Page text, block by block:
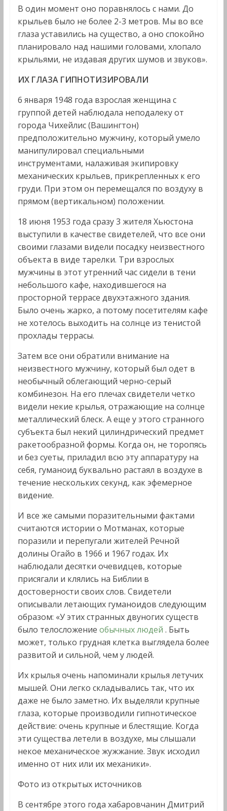
В один момент оно поравнялось с нами. До
крыльев было не более 2-3 метров. Мы во все
глаза уставились на существо, а оно спокойно
планировало над нашими головами, хлопало
крыльями, не издавая других шумов и звуков».
ИХ ГЛАЗА ГИПНОТИЗИРОВАЛИ
6 января 1948 года взрослая женщина с
группой детей наблюдала неподалеку от
города Чихейлис (Вашингтон)
предположительно мужчину, который умело
манипулировал специальными
инструментами, налаживая экипировку
механических крыльев, прикрепленных к его
груди. При этом он перемещался по воздуху в
прямом (вертикальном) положении.
18 июня 1953 года сразу 3 жителя Хьюстона
выступили в качестве свидетелей, что все они
своими глазами видели посадку неизвестного
объекта в виде тарелки. Три взрослых
мужчины в этот утренний час сидели в тени
небольшого кафе, находившегося на
просторной террасе двухэтажного здания.
Было очень жарко, а потому посетителям кафе
не хотелось выходить на солнце из тенистой
прохлады террасы.
Затем все они обратили внимание на
неизвестного мужчину, который был одет в
необычный облегающий черно-серый
комбинезон. На его плечах свидетели четко
видели некие крылья, отражающие на солнце
металлический блеск. А еще у этого странного
субъекта был некий цилиндрический предмет
ракетообразной формы. Когда он, не торопясь
и без суеты, приладил всю эту аппаратуру на
себя, гуманоид буквально растаял в воздухе в
течение нескольких секунд, как эфемерное
видение.
И все же самыми поразительными фактами
считаются истории о Мотманах, которые
поразили и перепугали жителей Речной
долины Огайо в 1966 и 1967 годах. Их
наблюдали десятки очевидцев, которые
присягали и клялись на Библии в
достоверности своих слов. Свидетели
описывали летающих гуманоидов следующим
образом: «У этих странных двуногих существ
было телосложение обычных людей . Быть
может, только грудная клетка выглядела более
развитой и сильной, чем у людей.
Их крылья очень напоминали крылья летучих
мышей. Они легко складывались так, что их
даже не было заметно. Их выделяли крупные
глаза, которые производили гипнотическое
действие: очень крупные и блестящие. Когда
эти существа летели в воздухе, мы слышали
некое механическое жужжание. Звук исходил
именно от них или их механики».
Фото из открытых источников
В сентябре этого года хабаровчанин Дмитрий